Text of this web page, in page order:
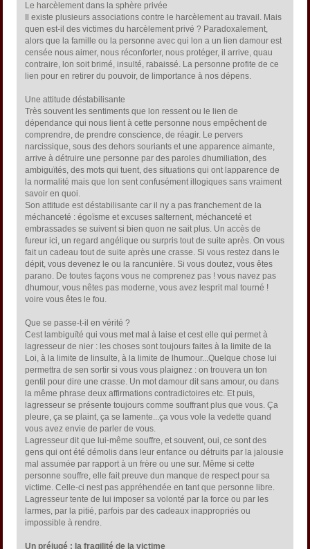
Le harcèlement dans la sphère privée
Il existe plusieurs associations contre le harcèlement au travail. Mais
quen est-il des victimes du harcèlement privé ? Paradoxalement,
alors que la famille ou la personne avec qui lon a un lien damour est
censée nous aimer, nous réconforter, nous protéger, il arrive, quau
contraire, lon soit brimé, insulté, rabaissé. La personne profite de ce
lien pour en retirer du pouvoir, de limportance à nos dépens.
Une attitude déstabilisante
Très souvent les sentiments que lon ressent ou le lien de
dépendance qui nous lient à cette personne nous empêchent de
comprendre, de prendre conscience, de réagir. Le pervers
narcissique, sous des dehors souriants et une apparence aimante,
arrive à détruire une personne par des paroles dhumiliation, des
ambiguïtés, des mots qui tuent, des situations qui ont lapparence de
la normalité mais que lon sent confusément illogiques sans vraiment
savoir en quoi.
Son attitude est déstabilisante car il ny a pas franchement de la
méchanceté : égoïsme et excuses salternent, méchanceté et
embrassades se suivent si bien quon ne sait plus. Un accès de
fureur ici, un regard angélique ou surpris tout de suite après. On vous
fait un cadeau tout de suite après une crasse. Si vous restez dans le
dépit, vous devenez le ou la rancunière. Si vous doutez, vous êtes
parano. De toutes façons vous ne comprenez pas ! vous navez pas
dhumour, vous nêtes pas moderne, vous avez lesprit mal tourné !
voire vous êtes le fou.
Que se passe-t-il en vérité ?
Cest lambiguïté qui vous met mal à laise et cest elle qui permet à
lagresseur de nier : les choses sont toujours faites à la limite de la
Loi, à la limite de linsulte, à la limite de lhumour...Quelque chose lui
permettra de sen sortir si vous vous plaignez : on trouvera un ton
gentil pour dire une crasse. Un mot damour dit sans amour, ou dans
la même phrase deux affirmations contradictoires etc. Et puis,
lagresseur se présente toujours comme souffrant plus que vous. Ça
pleure, ça se plaint, ça se lamente...ça vous vole la vedette quand
vous avez envie de parler de vous.
Lagresseur dit que lui-même souffre, et souvent, oui, ce sont des
gens qui ont été démolis dans leur enfance ou détruits par la jalousie
mal assumée par rapport à un frère ou une sur. Même si cette
personne souffre, elle fait preuve dun manque de respect pour sa
victime. Celle-ci nest pas appréhendée en tant que personne libre.
Lagresseur tente de lui imposer sa volonté par la force ou par les
larmes, par la pitié, parfois par des cadeaux inappropriés ou
impossible à rendre.
Un préjugé : la fragilité de la victime